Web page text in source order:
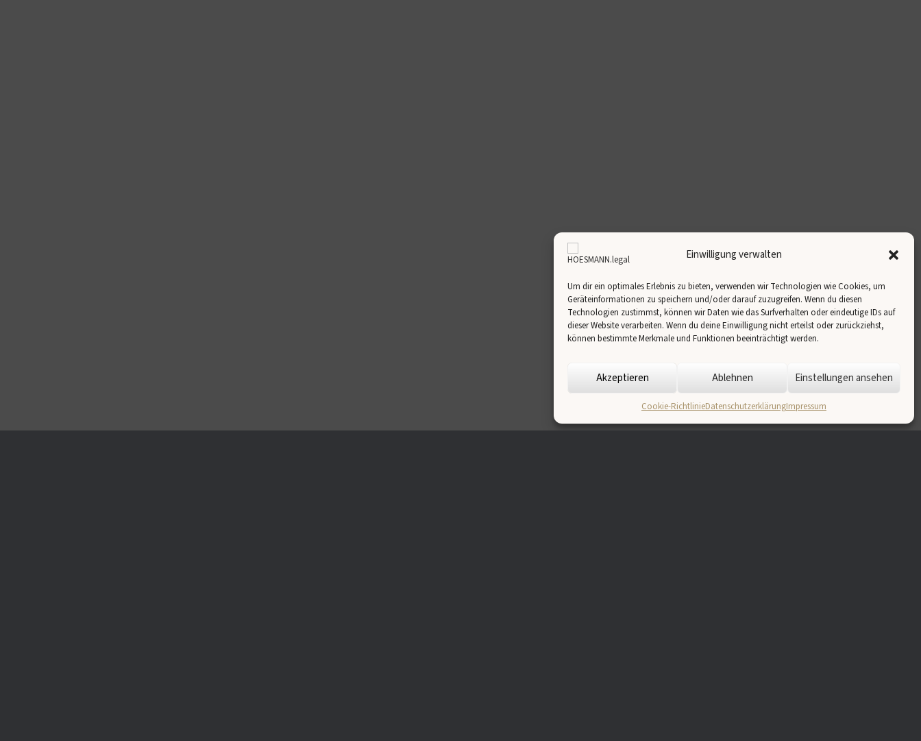
Einwilligung verwalten
Um dir ein optimales Erlebnis zu bieten, verwenden wir Technologien wie Cookies, um
Geräteinformationen zu speichern und/oder darauf zuzugreifen. Wenn du diesen
Technologien zustimmst, können wir Daten wie das Surfverhalten oder eindeutige IDs auf
dieser Website verarbeiten. Wenn du deine Einwilligung nicht erteilst oder zurückziehst,
können bestimmte Merkmale und Funktionen beeinträchtigt werden.
Akzeptieren Ablehnen Einstellungen ansehen
Cookie-RichtlinieDatenschutzerklärungImpressum